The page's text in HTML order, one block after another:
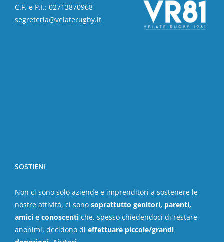
C.F. e P.I.: 02713870968
segreteria@velaterugby.it
SOSTIENI
Non ci sono solo aziende e imprenditori a sostenere le
nostre attività, ci sono soprattutto genitori, parenti,
amici e conoscenti che, spesso chiedendoci di restare
anonimi, decidono di effettuare piccole/grandi